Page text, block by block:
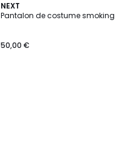
NEXT
Pantalon de costume smoking
50,00 €